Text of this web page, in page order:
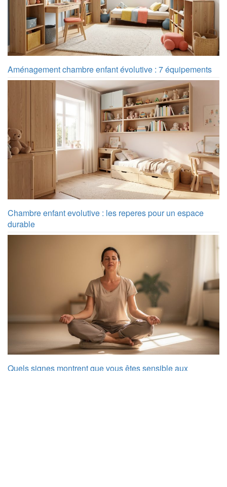
Aménagement chambre enfant évolutive : 7 équipements
Chambre enfant evolutive : les reperes pour un espace
durable
Quels signes montrent que vous êtes sensible aux